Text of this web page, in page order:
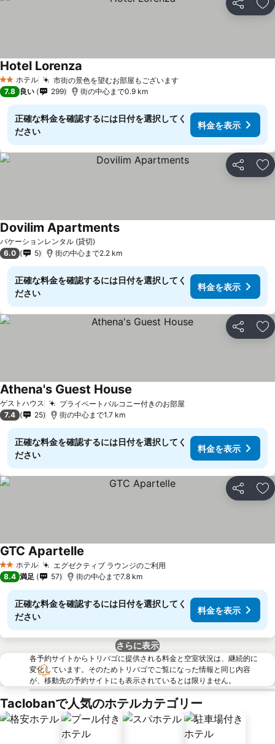
シェア お
2 ホテルのランク
ホテル 市街の景色を望むお部屋もございます
Hotel Lorenza
7.8 良い 299 街の中心まで0.9 km
正確な料金を確認するには日付を選択してく
ださい
料金を表示
シェア お
バケーションレンタル (貸切)
Dovilim Apartments
6.0 5 街の中心まで2.2 km
正確な料金を確認するには日付を選択してく
ださい
料金を表示
シェア お
ゲストハウス プライベートバルコニー付きのお部屋
Athena's Guest House
7.4 25 街の中心まで1.7 km
正確な料金を確認するには日付を選択してく
ださい
料金を表示
シェア お
2 ホテルのランク
ホテル エグゼクティブ ラウンジのご利用
GTC Apartelle
8.4 満足 57 街の中心まで7.8 km
正確な料金を確認するには日付を選択してく
ださい
料金を表示
さらに表示
各予約サイトからトリバゴに提供される料金と空室状況は、継続的に
変化しています。そのためトリバゴでご覧になった情報と同じ内容
が、移動先の予約サイトにも表示されているとは限りません。
Taclobanで人気のホテルカテゴリー